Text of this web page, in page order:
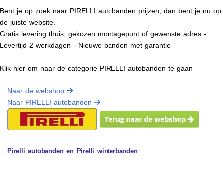
Bent je op zoek naar PIRELLI autobanden prijzen, dan bent je nu op
de juiste website.
Gratis levering thuis, gekozen montagepunt of gewenste adres -
Levertijd 2 werkdagen - Nieuwe banden met garantie
Klik hier om naar de categorie PIRELLI autobanden te gaan
Naar de webshop
Naar PIRELLI autobanden
Pirelli autobanden en Pirelli winterbanden